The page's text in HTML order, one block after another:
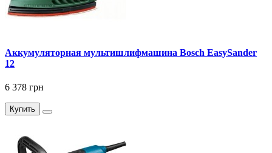
Аккумуляторная мультишлифмашина Bosch EasySander
12
6 378 грн
Купить